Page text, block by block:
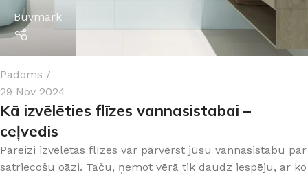
Buvmark
Padoms
29 Nov 2024
Kā izvēlēties flīzes vannasistabai –
ceļvedis
Pareizi izvēlētas flīzes var pārvērst jūsu vannasistabu par
satriecošu oāzi. Taču, ņemot vērā tik daudz iespēju, ar ko